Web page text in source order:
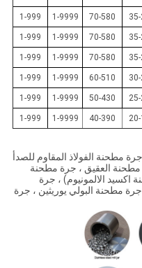
70-580
1-9999
1-999
70-580
1-9999
1-999
70-580
1-9999
1-999
60-510
1-9999
1-999
50-430
1-9999
1-999
40-390
1-9999
1-999
مطحنة الفولاذ المقاوم للصدأ 304 ، جرة مطحنة الفولاذ المقاوم للصدأ
مطحنة العقيق ، جرة مطحنة
اكسيد الالمونيوم) ، جرة
مطحنة البولي يوريثين ، جرة